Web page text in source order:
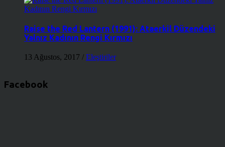
Raise the Red Lantern (1991): Ataerkil Düzendeki
Yalnız Kadının Rengi Kırmızı
13 Ağustos, 2017 / Eleştiriler
Facebook